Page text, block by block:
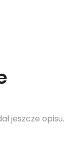
jeszcze opisu.